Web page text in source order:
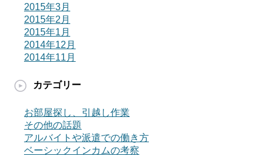
2015年3月
2015年2月
2015年1月
2014年12月
2014年11月
カテゴリー
お部屋探し、引越し作業
その他の話題
アルバイトや派遣での働き方
ベーシックインカムの考察